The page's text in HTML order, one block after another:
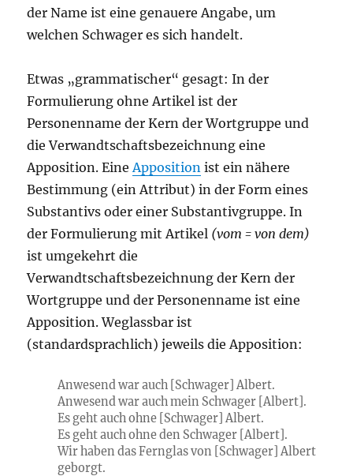
der Name ist eine genauere Angabe, um
welchen Schwager es sich handelt.
Etwas „grammatischer“ gesagt: In der
Formulierung ohne Artikel ist der
Personenname der Kern der Wortgruppe und
die Verwandtschaftsbezeichnung eine
Apposition. EineApposition ist ein nähere
Bestimmung (ein Attribut) in der Form eines
Substantivs oder einer Substantivgruppe. In
der Formulierung mit Artikel (vom = von dem)
ist umgekehrt die
Verwandtschaftsbezeichnung der Kern der
Wortgruppe und der Personenname ist eine
Apposition. Weglassbar ist
(standardsprachlich) jeweils die Apposition:
Anwesend war auch [Schwager] Albert.
Anwesend war auch mein Schwager [Albert].
Es geht auch ohne [Schwager] Albert.
Es geht auch ohne den Schwager [Albert].
Wir haben das Fernglas von [Schwager] Albert
geborgt.